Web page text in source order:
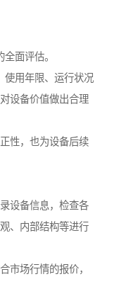
面评估。
使用年限、运行状况
设备价值做出合理
性，也为设备后续
设备信息，检查各
、内部结构等进行
市场行情的报价，